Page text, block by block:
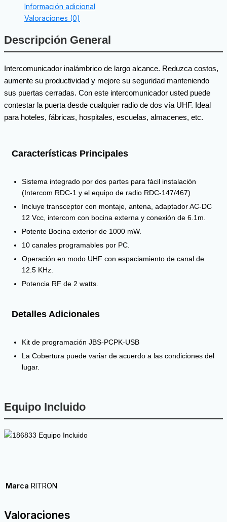
Información adicional
Valoraciones (0)
Descripción General
Intercomunicador inalámbrico de largo alcance. Reduzca costos,
aumente su productividad y mejore su seguridad manteniendo
sus puertas cerradas. Con este intercomunicador usted puede
contestar la puerta desde cualquier radio de dos vía UHF. Ideal
para hoteles, fábricas, hospitales, escuelas, almacenes, etc.
Características Principales
Sistema integrado por dos partes para fácil instalación
(Intercom RDC-1 y el equipo de radio RDC-147/467)
Incluye transceptor con montaje, antena, adaptador AC-DC
12 Vcc, intercom con bocina externa y conexión de 6.1m.
Potente Bocina exterior de 1000 mW.
10 canales programables por PC.
Operación en modo UHF con espaciamiento de canal de
12.5 KHz.
Potencia RF de 2 watts.
Detalles Adicionales
Kit de programación JBS-PCPK-USB
La Cobertura puede variar de acuerdo a las condiciones del
lugar.
Equipo Incluido
Marca RITRON
Valoraciones